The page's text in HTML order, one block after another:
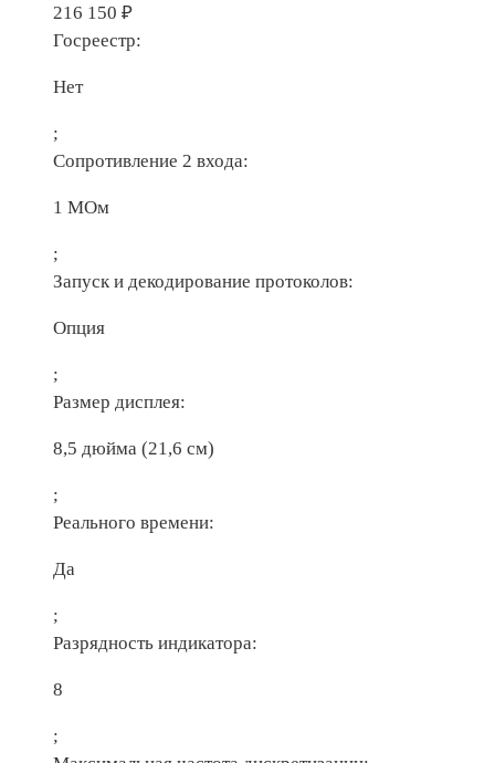
216 150 ₽
Госреестр:
Нет
;
Сопротивление 2 входа:
1 МОм
;
Запуск и декодирование протоколов:
Опция
;
Размер дисплея:
8,5 дюйма (21,6 см)
;
Реального времени:
Да
;
Разрядность индикатора:
8
;